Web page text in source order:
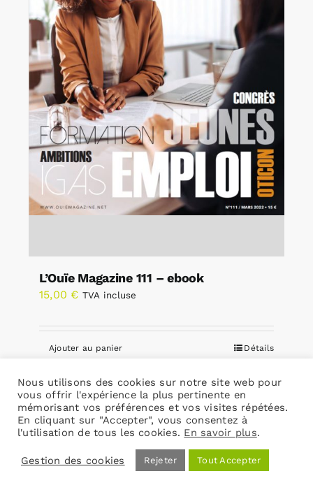
L’Ouïe Magazine 111 – ebook
15,00 € TVA incluse
Ajouter au panier Détails
1 2
Nous utilisons des cookies sur notre site web pour
vous offrir l'expérience la plus pertinente en
mémorisant vos préférences et vos visites répétées.
En cliquant sur "Accepter", vous consentez à
l'utilisation de tous les cookies. En savoir plus.
Gestion des cookies Rejeter Tout Accepter